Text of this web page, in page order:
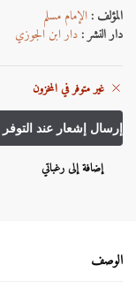
المؤلف :الإمام مسلم
دار النشر :دار ابن الجوزي
غير متوفر في المخزون
إضافة إلى رغباتي
الوصف